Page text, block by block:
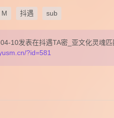
M 抖遇 sub
10发表在抖遇TA密_亚文化灵魂匹
?id=581